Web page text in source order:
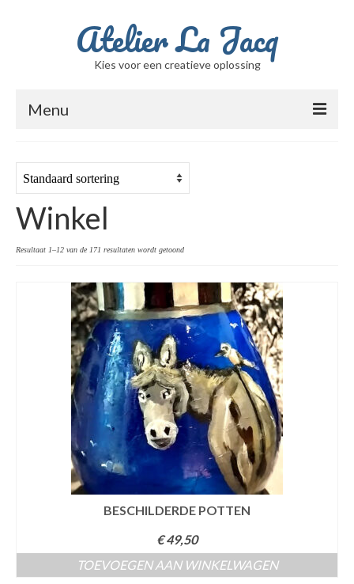
Atelier La Jacq
Kies voor een creatieve oplossing
Menu
Ik ben Jacqueline
Berichten
Winkel
Winkelwagen
Beschilderde glasvazen
Filmpje met de schalen / potten / vazen
Beschilderde schalen
Beschilderde Vazen
Creatieve prenten
Epoxy / sierraden
Epoxy sierraden / armband
Epoxy sierraden / hanger
Epoxy sierraden oor
Winkel
Resultaat 1–12 van de 171 resultaten wordt getoond
BESCHILDERDE POTTEN
€49,50
TOEVOEGEN AAN WINKELWAGEN